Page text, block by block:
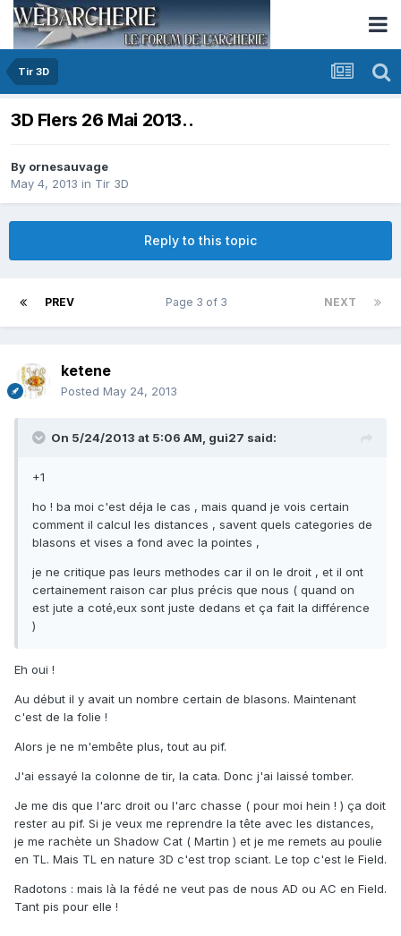
Tir 3D
3D Flers 26 Mai 2013..
By ornesauvage
May 4, 2013 in Tir 3D
Reply to this topic
PREV NEXT
Page 3 of 3
ketene
Posted May 24, 2013
On 5/24/2013 at 5:06 AM, gui27 said:
+1
ho ! ba moi c'est déja le cas , mais quand je vois certain
comment il calcul les distances , savent quels categories de
blasons et vises a fond avec la pointes ,
je ne critique pas leurs methodes car il on le droit , et il ont
certainement raison car plus précis que nous ( quand on
est jute a coté,eux sont juste dedans et ça fait la différence
)
Eh oui !
Au début il y avait un nombre certain de blasons. Maintenant
c'est de la folie !
Alors je ne m'embête plus, tout au pif.
J'ai essayé la colonne de tir, la cata. Donc j'ai laissé tomber.
Je me dis que l'arc droit ou l'arc chasse ( pour moi hein ! ) ça doit
rester au pif. Si je veux me reprendre la tête avec les distances,
je me rachète un Shadow Cat ( Martin ) et je me remets au poulie
en TL. Mais TL en nature 3D c'est trop sciant. Le top c'est le Field.
Radotons : mais là la fédé ne veut pas de nous AD ou AC en Field.
Tant pis pour elle !